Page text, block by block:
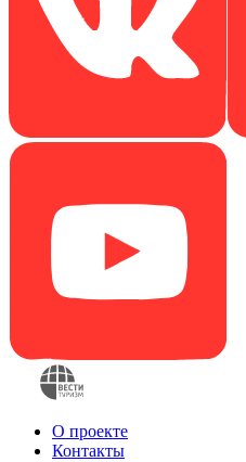
О проекте
Контакты